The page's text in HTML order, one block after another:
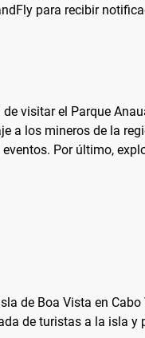
para recibir
visitar el Parque
a los mineros de la
Por último,
de Boa Vista en
de turistas a la isla y